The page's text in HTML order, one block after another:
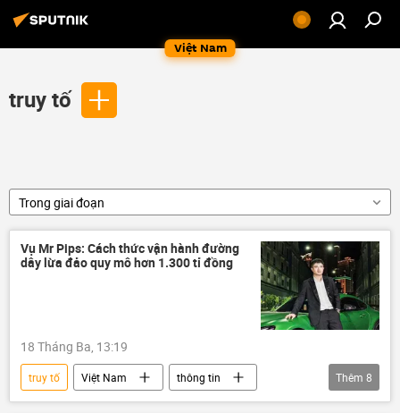
Việt Nam
truy tố
Trong giai đoạn
Vụ Mr Pips: Cách thức vận hành đường
dây lừa đảo quy mô hơn 1.300 tỉ đồng
18 Tháng Ba, 13:19
truy tố Việt Nam
thông tin
lừa đảo
siêu lừa
công an
Thêm 8